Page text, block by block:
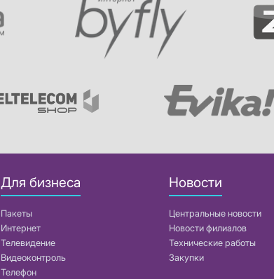
Для бизнеса
Пакеты
Интернет
Телевидение
Видеоконтроль
Телефон
Новости
Центральные новости
Новости филиалов
Технические работы
Закупки